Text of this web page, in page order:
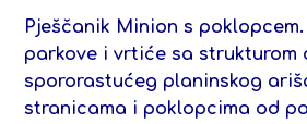
Pješčanik Minion s
parkove i vrtiće sa strukturom
spororastućeg planinskog
stranicama i poklopcima od